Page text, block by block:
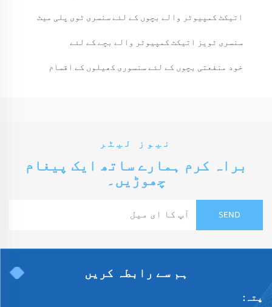
اتیکٹ کمپیوٹر والے بچوں کے لئے سنسری ٹوی پلی میٹ
سنسری ٹویز اتیکٹ کمپیوٹر والے بچے کے لئے
خود منفعتی بچوں کے لئے سنسوری کھیلوں کے اقسام
نیوز لیٹر
براہ کرم ہمارے ساتھ ایک پیغام
چھوڑیں۔
ہم سے رابطہ کریں
پتہ: